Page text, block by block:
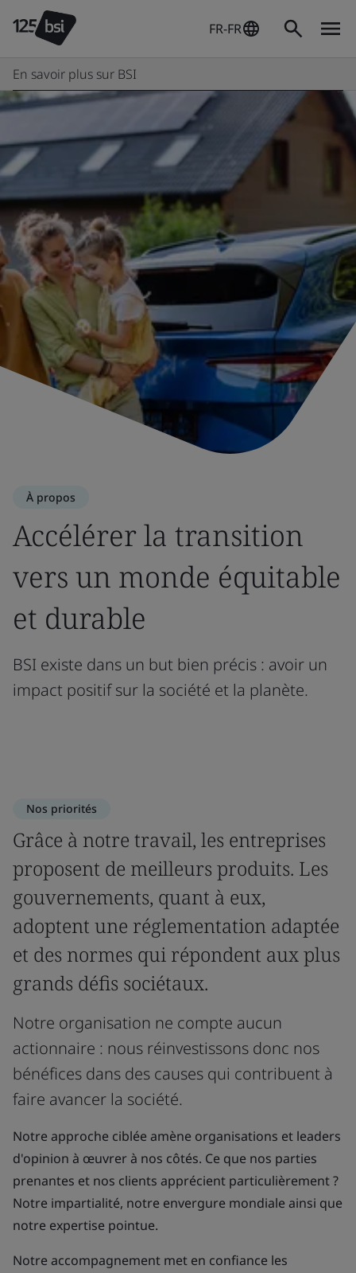
FR-FR
En savoir plus sur BSI
À propos
Accélérer la transition
vers un monde équitable
et durable
BSI existe dans un but bien précis : avoir un
impact positif sur la société et la planète.
Nos priorités
Grâce à notre travail, les entreprises
proposent de meilleurs produits. Les
gouvernements, quant à eux,
adoptent une réglementation adaptée
et des normes qui répondent aux plus
grands défis sociétaux.
Notre organisation ne compte aucun
actionnaire : nous réinvestissons donc nos
bénéfices dans des causes qui contribuent à
faire avancer la société.
Notre approche ciblée amène organisations et leaders
d'opinion à œuvrer à nos côtés. Ce que nos parties
prenantes et nos clients apprécient particulièrement ?
Notre impartialité, notre envergure mondiale ainsi que
notre expertise pointue.
Notre accompagnement met en confiance les